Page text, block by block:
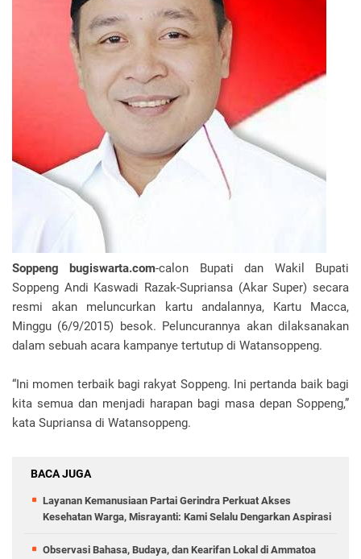
Soppeng bugiswarta.com-calon Bupati dan Wakil Bupati
Soppeng Andi Kaswadi Razak-Supriansa (Akar Super) secara
resmi akan meluncurkan kartu andalannya, Kartu Macca,
Minggu (6/9/2015) besok. Peluncurannya akan dilaksanakan
dalam sebuah acara kampanye tertutup di Watansoppeng.
“Ini momen terbaik bagi rakyat Soppeng. Ini pertanda baik bagi
kita semua dan menjadi harapan bagi masa depan Soppeng,”
kata Supriansa di Watansoppeng.
BACA JUGA
Layanan Kemanusiaan Partai Gerindra Perkuat Akses
Kesehatan Warga, Misrayanti: Kami Selalu Dengarkan Aspirasi
Observasi Bahasa, Budaya, dan Kearifan Lokal di Ammatoa